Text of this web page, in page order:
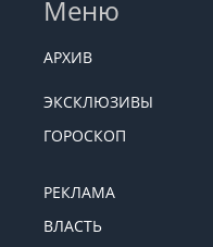
Меню
АРХИВ
ЭКСКЛЮЗИВЫ
ГОРОСКОП
РЕКЛАМА
ВЛАСТЬ